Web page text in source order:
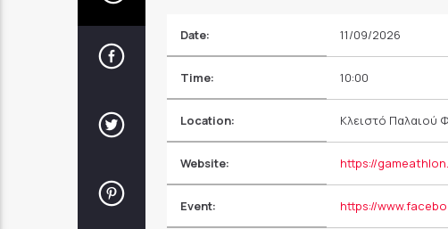
Date: 11/09/2026
Time: 10:00
Location: Κλειστό Παλαιού
Website: https://
Event: https://